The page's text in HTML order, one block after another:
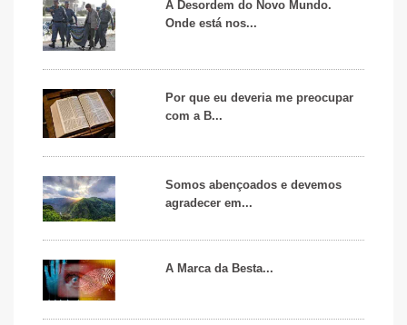
A Desordem do Novo Mundo.
Onde está nos...
Por que eu deveria me preocupar
com a B...
Somos abençoados e devemos
agradecer em...
A Marca da Besta...